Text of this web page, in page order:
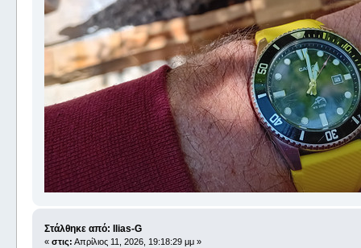
Στάλθηκε από: Ilias-G
« στις: Απρίλιος 11, 2026, 19:18:29 μμ »